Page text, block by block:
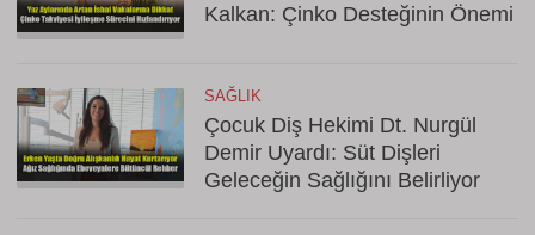
Kalkan: Çinko Desteğinin Önemi
SAĞLIK
Çocuk Diş Hekimi Dt. Nurgül
Demir Uyardı: Süt Dişleri
Geleceğin Sağlığını Belirliyor